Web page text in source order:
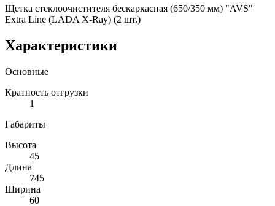
Щетка стеклоочистителя бескаркасная (650/350 мм) "AVS"
Extra Line (LADA X-Ray) (2 шт.)
Характеристики
Основные
Кратность отгрузки
1
Габариты
Высота
45
Длина
745
Ширина
60